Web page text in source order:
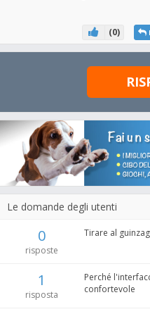
(0)
Le domande degli utenti
0
risposte
Tirare al
1
risposta
Perché
confortevole